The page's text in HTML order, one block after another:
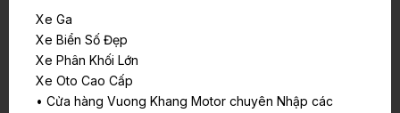
Xe Ga
Xe Biển Số Đẹp
Xe Phân Khối Lớn
Xe Oto Cao Cấp
• Cửa hàng Vuong Khang Motor chuyên Nhập các